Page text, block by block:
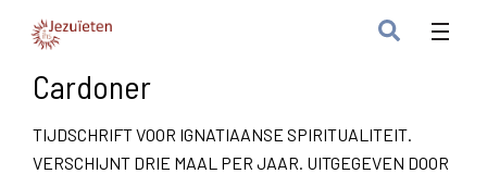
Cardoner
TIJDSCHRIFT VOOR IGNATIAANSE SPIRITUALITEIT.
VERSCHIJNT DRIE MAAL PER JAAR. UITGEGEVEN DOOR